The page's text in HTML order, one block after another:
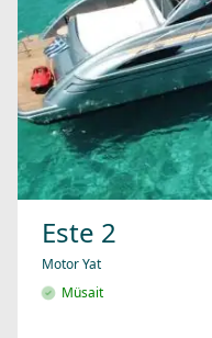
Este 2
Motor Yat
Müsait